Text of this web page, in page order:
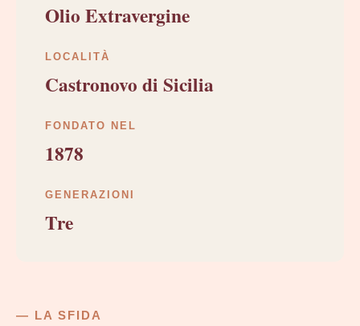
Olio Extravergine
LOCALITÀ
Castronovo di Sicilia
FONDATO NEL
1878
GENERAZIONI
Tre
— LA SFIDA